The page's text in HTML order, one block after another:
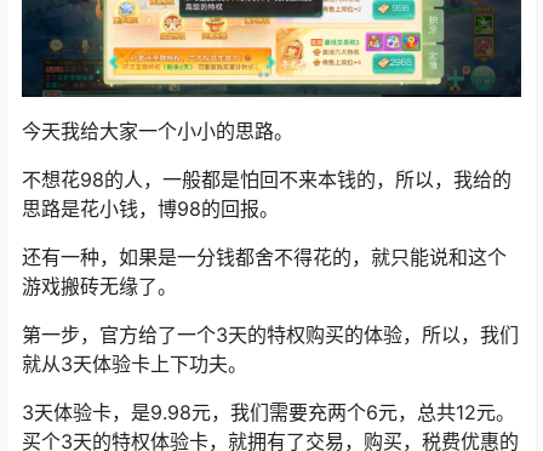
今天我给大家一个小小的思路。
不想花98的人，一般都是怕回不来本钱的，所以，我给的
思路是花小钱，博98的回报。
还有一种，如果是一分钱都舍不得花的，就只能说和这个
游戏搬砖无缘了。
第一步，官方给了一个3天的特权购买的体验，所以，我们
就从3天体验卡上下功夫。
3天体验卡，是9.98元，我们需要充两个6元，总共12元。
买个3天的特权体验卡，就拥有了交易，购买，税费优惠的